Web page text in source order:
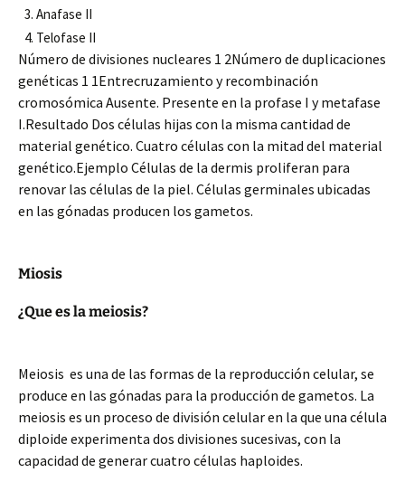
Anafase II
Telofase II
Número de divisiones nucleares 1 2Número de duplicaciones
genéticas 1 1Entrecruzamiento y recombinación
cromosómica Ausente. Presente en la profase I y metafase
I.Resultado Dos células hijas con la misma cantidad de
material genético. Cuatro células con la mitad del material
genético.Ejemplo Células de la dermis proliferan para
renovar las células de la piel. Células germinales ubicadas
en las gónadas producen los gametos.
Miosis
¿Que es la meiosis?
Meiosis ​ es una de las formas de la reproducción celular, se
produce en las gónadas para la producción de gametos. La
meiosis es un proceso de división celular en la que una célula
diploide experimenta dos divisiones sucesivas, con la
capacidad de generar cuatro células haploides.